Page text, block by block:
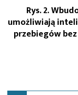
Rys. 2.
umożliwiają
przebiegów